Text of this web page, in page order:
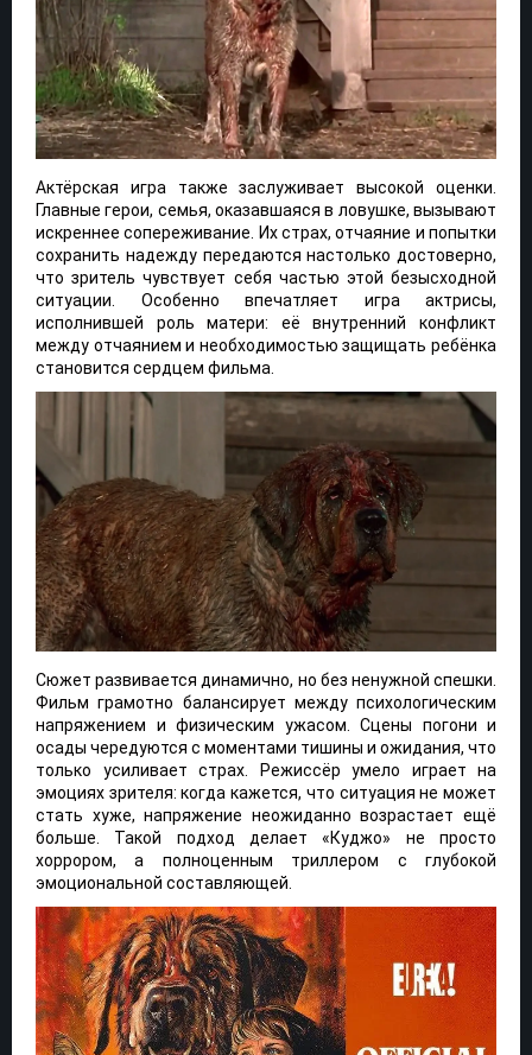
Актёрская игра также заслуживает высокой оценки.
Главные герои, семья, оказавшаяся в ловушке, вызывают
искреннее сопереживание. Их страх, отчаяние и попытки
сохранить надежду передаются настолько достоверно,
что зритель чувствует себя частью этой безысходной
ситуации. Особенно впечатляет игра актрисы,
исполнившей роль матери: её внутренний конфликт
между отчаянием и необходимостью защищать ребёнка
становится сердцем фильма.
Сюжет развивается динамично, но без ненужной спешки.
Фильм грамотно балансирует между психологическим
напряжением и физическим ужасом. Сцены погони и
осады чередуются с моментами тишины и ожидания, что
только усиливает страх. Режиссёр умело играет на
эмоциях зрителя: когда кажется, что ситуация не может
стать хуже, напряжение неожиданно возрастает ещё
больше. Такой подход делает «Куджо» не просто
хоррором, а полноценным триллером с глубокой
эмоциональной составляющей.